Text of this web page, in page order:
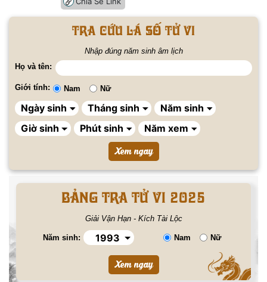
Tra cứu lá số tử vi
Nhập đúng năm sinh âm lịch
Họ và tên:
Giới tính: Nam Nữ
BẢNG TRA TỬ VI 2025
Giải Vận Hạn - Kích Tài Lộc
Năm sinh: Nam Nữ